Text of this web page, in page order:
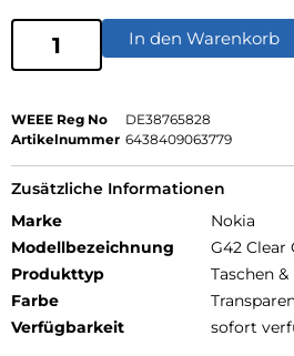
In den Warenkorb
WEEE Reg No
DE38765828
Artikelnummer 6438409063779
Zusätzliche Informationen
Marke
Nokia
Modellbezeichnung
G42 Clear
Produkttyp
Taschen
Farbe
Verfügbarkeit
sofort